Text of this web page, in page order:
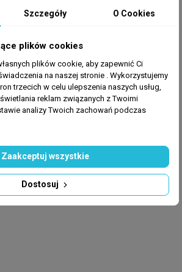
skuteczne w usuwaniu
Są chemicznie obojętne i nie
algami, dzięki czemu łatwiej
są w pełni czyste.
x 6,1 cm (pakowanie po 3 sztuki)
Szczegóły O Cookies
plików cookies
plików cookie, aby zapewnić Ci
na naszej stronie . Wykorzystujemy
trzecich w celu ulepszenia naszych usług,
reklam związanych z Twoimi
analizy Twoich zachowań podczas
Dostosuj
Zaakceptuj wszystkie